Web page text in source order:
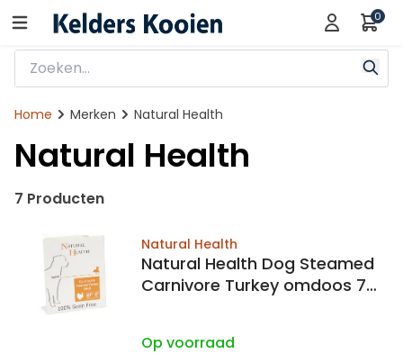
0
Home Merken Natural Health
Natural Health
7 Producten
Natural Health
Natural Health Dog Steamed
Carnivore Turkey omdoos 7x
Op voorraad